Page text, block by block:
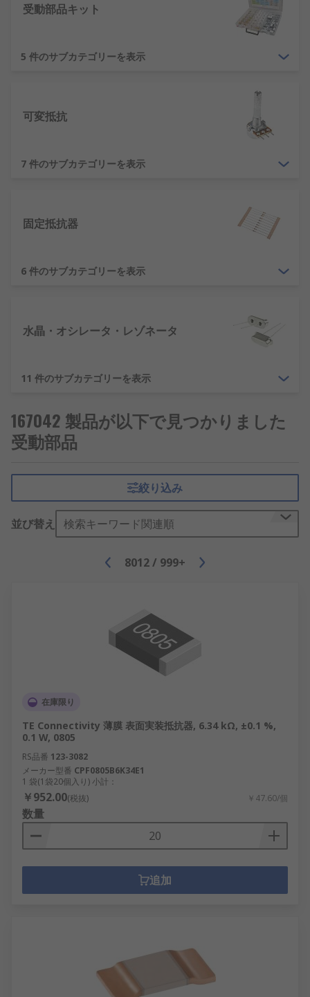
フェライトコア
フェライトコア
は、鉄と他の種類の金属を配合した
セラミック化合物です。フェライトは、アンテナを
れます。この磁気コアは、トランスやインダクタの
巻線など、巻線コンポーネントを装備しています。
磁気コアは、透磁率が高いと同時に電気伝導率が低
受動部品キット
5 件のサブカテゴリーを表示
可変抵抗
7 件のサブカテゴリーを表示
固定抵抗器
6 件のサブカテゴリーを表示
水晶・オシレータ・レゾネータ
11 件のサブカテゴリーを表示
167042 製品が以下で見つかりました
受動部品
絞り込み
並び替え 検索キーワード関連順
8012/ 999+
在庫限り
TE Connectivity 薄膜 表面実装抵抗器, 6.34 kΩ, ±0.1 %,
0.1 W, 0805
RS品番 123-3082
メーカー型番 CPF0805B6K34E1
1 袋(1袋20個入り) 小計：
￥952.00(税抜) ￥47.60/個
数量
追加